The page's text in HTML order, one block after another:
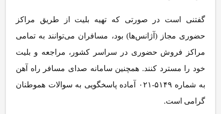
گفتنی است در صورتی که تهیه بلیت از طریق مراکز
حضوری مجاز (آژانس‌ها) بود، مسافران می‌توانند به تمامی
مراکز فروش حضوری در سراسر کشور، مراجعه و بلیت
خود را مسترد کنند. همچنین سامانه صدای مسافر راه آهن
به شماره ۵۱۴۹-۰۲۱ آماده پاسخگویی به سوالات هموطنان
گرامی است.